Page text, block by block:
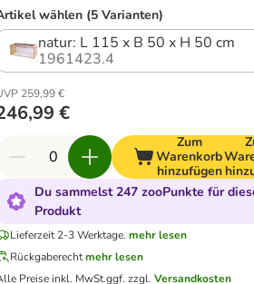
wählen (5 Varianten)
natur: L 115 x B 50 x H 50 cm
1961423.4
259,99 €
€
Zum
Warenkorb
hinzufügen
Du sammelst 247 zooPunkte für
Produkt
Lieferzeit 2-3 Werktage. mehr lesen
Rückgaberechtmehr lesen
Preise inkl. MwSt.ggf. zzgl.Versandkosten